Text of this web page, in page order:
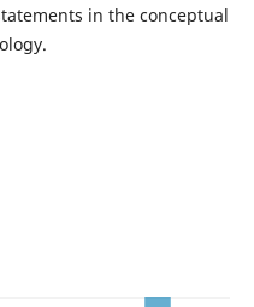
in the conceptual